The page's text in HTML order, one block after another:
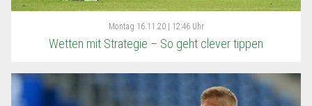
Montag 16.11.20 | 12:46 Uhr
Wetten mit Strategie – So geht clever tippen